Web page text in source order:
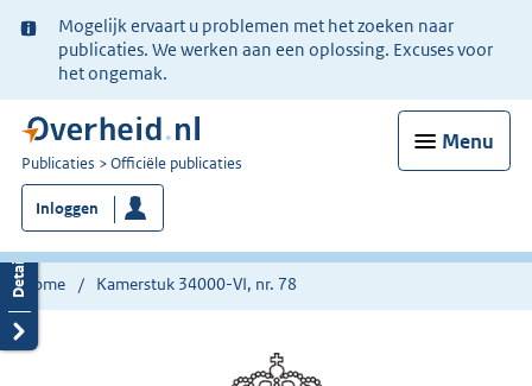
Ter
informatie:
Mogelijk ervaart u problemen met het zoeken naar
publicaties. We werken aan een oplossing. Excuses voor
het ongemak.
Menu
U
bent
nu
hier:
Publicaties Officiële publicaties
Inloggen
Home Kamerstuk 34000-VI, nr. 78